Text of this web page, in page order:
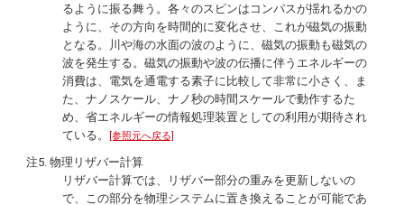
るように振る舞う。各々のスピンはコンパスが揺れるかの
ように、その方向を時間的に変化させ、これが磁気の振動
となる。川や海の水面の波のように、磁気の振動も磁気の
波を発生する。磁気の振動や波の伝播に伴うエネルギーの
消費は、電気を通電する素子に比較して非常に小さく、ま
た、ナノスケール、ナノ秒の時間スケールで動作するた
め、省エネルギーの情報処理装置としての利用が期待され
ている。
[参照元へ戻る]
注5. 物理リザバー計算
リザバー計算では、リザバー部分の重みを更新しないの
で、この部分を物理システムに置き換えることが可能であ